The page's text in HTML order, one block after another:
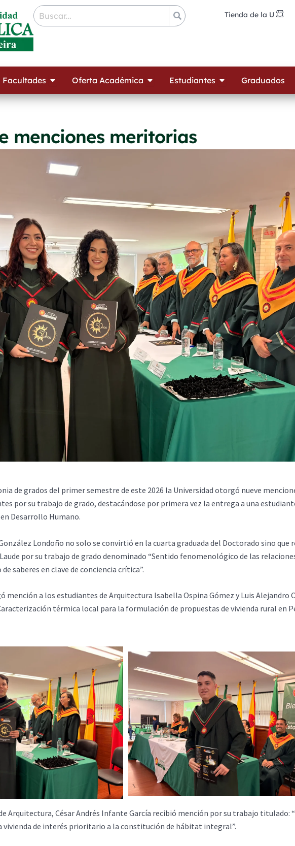
Tienda de la U
La Universidad
Facultades Open Facultades
Oferta Académica Open Oferta Académica
Estudiantes Open Estudiantes
Graduados
menciones meritorias
de grados del primer semestre de este 2026 la Universidad otorgó nueve
por su trabajo de grado, destacándose por primera vez la entrega a una
Desarrollo Humano.
Londoño no solo se convirtió en la cuarta graduada del Doctorado sino que
por su trabajo de grado denominado “Sentido fenomenológico de las
saberes en clave de conciencia crítica”.
mención a los estudiantes de Arquitectura Isabella Ospina Gómez y Luis Alejandro
térmica local para la formulación de propuestas de vivienda rural en
Arquitectura, César Andrés Infante García recibió mención por su trabajo titulado:
de interés prioritario a la constitución de hábitat integral”.